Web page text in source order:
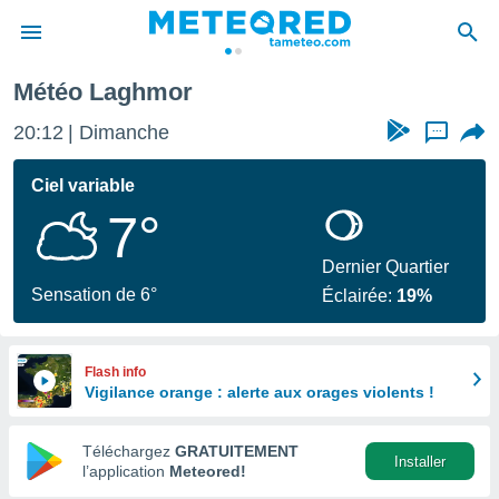
de
Météo Laghmor
20:12 Dimanche ...
Ciel variable
7°
Sensation de 6°
Dernier Quartier
Éclairée: 19%
Flash info
Vigilance orange : alerte aux orages violents !
Téléchargez GRATUITEMENT
l’application Meteored!
Installer